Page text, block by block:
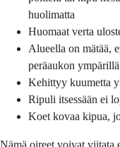
huolimatta
Huomaat verta
Alueella on mätää,
peräaukon ympärillä
Kehittyy kuumetta
Ripuli itsessään ei
Koet kovaa kipua,
Nämä oireet voivat viitata